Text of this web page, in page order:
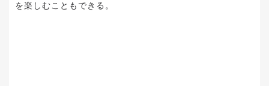
を楽しむこともできる。